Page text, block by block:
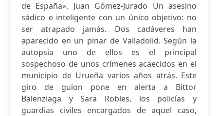
de España». Juan Gómez-Jurado Un asesino
sádico e inteligente con un único objetivo: no
ser atrapado jamás. Dos cadáveres han
aparecido en un pinar de Valladolid. Según la
autopsia uno de ellos es el principal
sospechoso de unos crímenes acaecidos en el
municipio de Urueña varios años atrás. Este
giro de guion pone en alerta a Bittor
Balenziaga y Sara Robles, los policías y
guardias civiles encargados de aquel caso,